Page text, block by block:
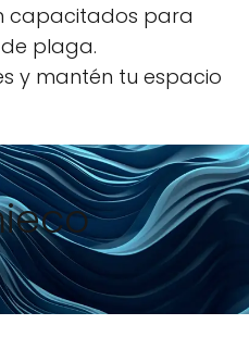
capacitados para
plaga.
y mantén tu espacio